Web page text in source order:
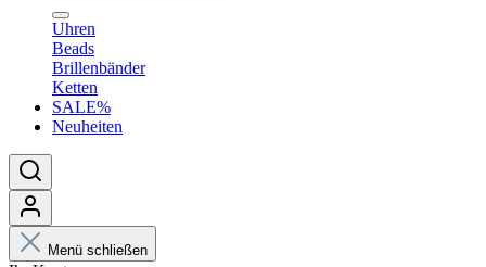
Uhren
Beads
Brillenbänder
Ketten
SALE%
Neuheiten
Menü schließen